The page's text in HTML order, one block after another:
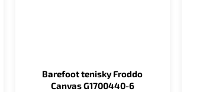
Barefoot tenisky Froddo
Canvas G1700440-6